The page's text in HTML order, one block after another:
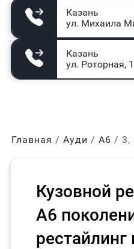
Казань
ул. Михаила
Казань
ул. Роторная, 1
Главная Ауди А6 3,
Кузовной
A6
рестайлинг